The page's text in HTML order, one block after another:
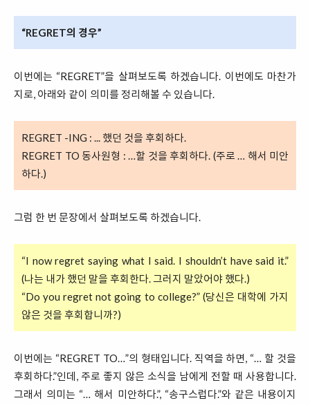
“REGRET의 경우”
이번에는 “REGRET”을 살펴보도록 하겠습니다. 이번에도 마찬가
지로, 아래와 같이 의미를 정리해볼 수 있습니다.
REGRET -ING : ... 했던 것을 후회하다.
REGRET TO 동사원형 : …할 것을 후회하다. (주로 … 해서 미안
하다.)
그럼 한 번 문장에서 살펴보도록 하겠습니다.
“I now regret saying what I said. I shouldn’t have said it.”
(나는 내가 했던 말을 후회한다. 그러지 말았어야 했다.)
“Do you regret not going to college?” (당신은 대학에 가지
않은 것을 후회합니까?)
이번에는 “REGRET TO…”의 형태입니다. 직역을 하면, “… 할 것을
후회하다.”인데, 주로 좋지 않은 소식을 남에게 전할 때 사용합니다.
그래서 의미는 “… 해서 미안하다.”, “송구스럽다.”와 같은 내용이지